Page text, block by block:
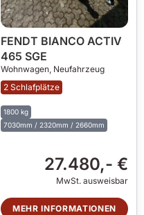
FENDT BIANCO ACTIV
465 SGE
Wohnwagen, Neufahrzeug
2 Schlafplätze
1800 kg
7030mm / 2320mm / 2660mm
27.480,- €
MwSt. ausweisbar
MEHR INFORMATIONEN